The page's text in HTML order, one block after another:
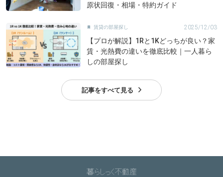
原状回復・相場・特約ガイド
賃貸の部屋探し 2025/12/03
【プロが解説】1Rと1Kどっちが良い？家
賃・光熱費の違いを徹底比較｜一人暮ら
しの部屋探し
記事をすべて見る